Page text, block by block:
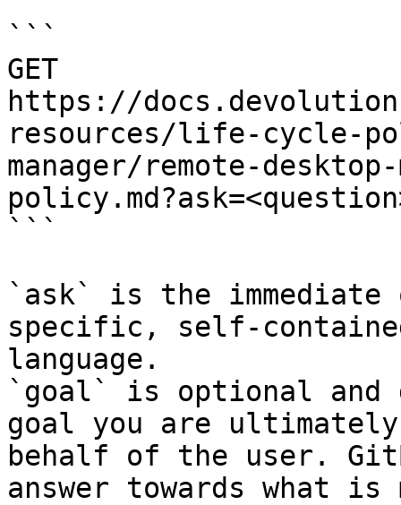
```
GET
https://
resources/life-cycle-
manager/remote-
```
`ask` is the
specific, self-
language.
`goal` is optional and
goal you are
behalf of the user.
answer towards what